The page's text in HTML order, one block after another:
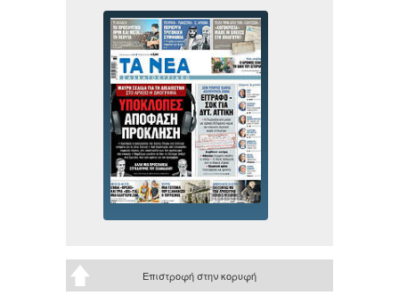
Επιστροφή στην κορυφή